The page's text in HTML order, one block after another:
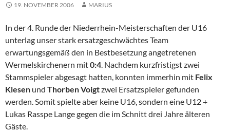
19. NOVEMBER 2006 MARIUS
In der 4. Runde der Niederrhein-Meisterschaften der U16
unterlag unser stark ersatzgeschwächtes Team
erwartungsgemäß den in Bestbesetzung angetretenen
Wermelskirchenern mit0:4. Nachdem kurzfristigst zwei
Stammspieler abgesagt hatten, konnten immerhin mit Felix
Klesen und Thorben Voigtzwei Ersatzspieler gefunden
werden. Somit spielte aber keine U16, sondern eine U12 +
Lukas Rasspe Lange gegen die im Schnitt drei Jahre älteren
Gäste.